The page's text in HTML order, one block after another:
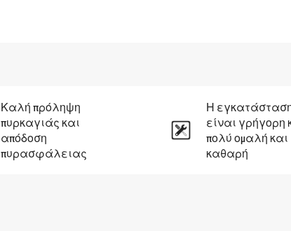
Καλή πρόληψη
πυρκαγιάς και
απόδοση
πυρασφάλειας
Η
είναι γρήγορη
πολύ ομαλή και
καθαρή